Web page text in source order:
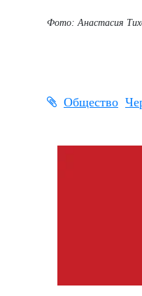
Фото: Анастасия
Общество